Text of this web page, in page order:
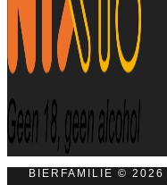
BIERFAMILIE © 2026